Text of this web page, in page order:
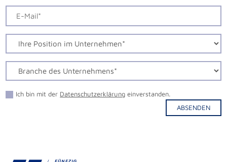
Ich bin mit der Datenschutzerklärung einverstanden.
ABSENDEN